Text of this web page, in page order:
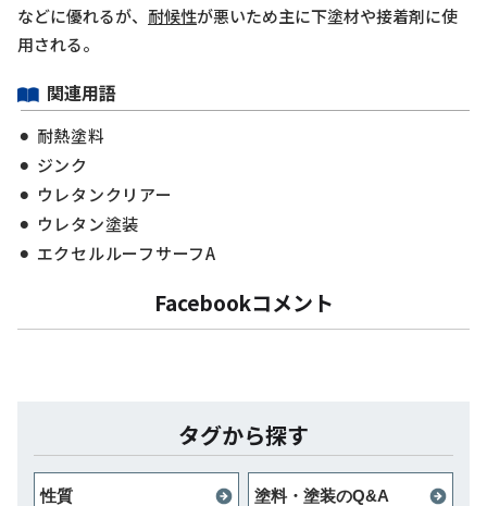
などに優れるが、 耐候性が悪いため主に下塗材や接着剤に使
用される。
関連用語
耐熱塗料
ジンク
ウレタンクリアー
ウレタン塗装
エクセルルーフサーフA
Facebookコメント
タグから探す
性質 塗料・塗装のQ&A